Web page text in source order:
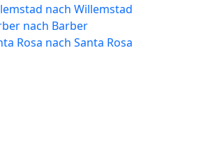
nach Willemstad
nach Barber
Rosa nach Santa Rosa